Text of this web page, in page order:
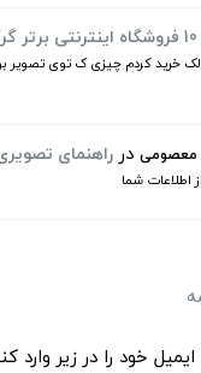
10 فروشگاه اینترنتی برتر گرگان در سال 1405+ کد تخفیف
درراهنمای
اطلاعات شما
خود را در زیر وارد